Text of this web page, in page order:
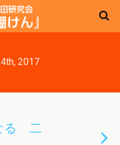
2017
る 二